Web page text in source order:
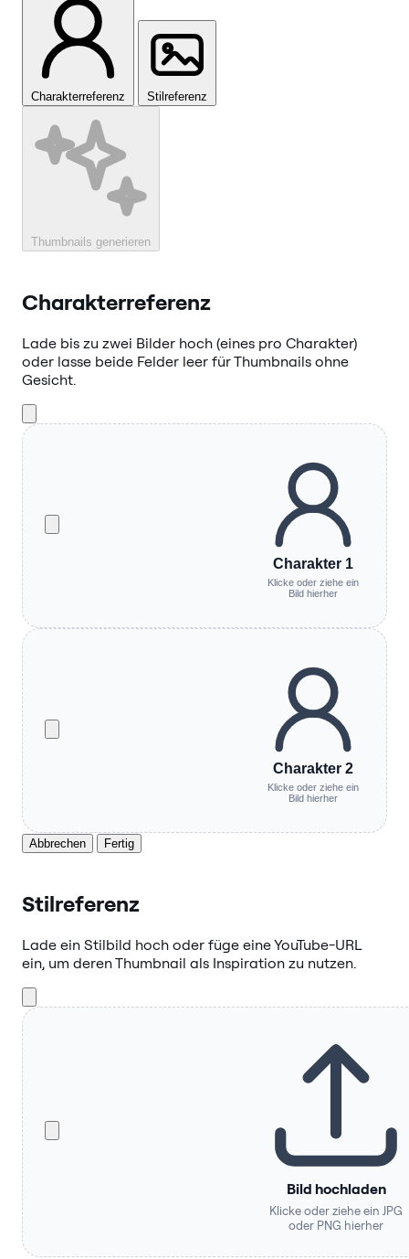
Charakterreferenz Stilreferenz
Thumbnails generieren
Charakterreferenz
Lade bis zu zwei Bilder hoch (eines pro Charakter)
oder lasse beide Felder leer für Thumbnails ohne
Gesicht.
Charakter 1
Klicke oder ziehe ein
Bild hierher
Charakter 2
Klicke oder ziehe ein
Bild hierher
Abbrechen Fertig
Stilreferenz
Lade ein Stilbild hoch oder füge eine YouTube-URL
ein, um deren Thumbnail als Inspiration zu nutzen.
Bild hochladen
Klicke oder ziehe ein JPG
oder PNG hierher